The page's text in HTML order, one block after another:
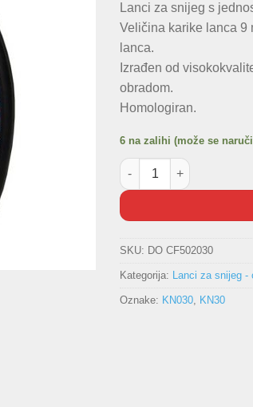
Lanci za snijeg s
Veličina karike lanca 9
lanca.
Izrađen od
obradom.
Homologiran.
6 na zalihi (može se
Lanci za snijeg - KN030
SKU: DO CF502030
Kategorija: Lanci za snijeg -
Oznake: KN030 KN30